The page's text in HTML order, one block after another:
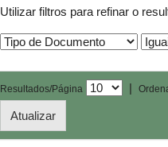
Utilizar filtros para refinar o
Resultados/Página |